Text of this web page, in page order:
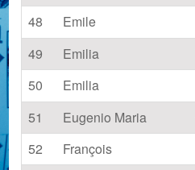
48
Emile
49
Emilia
50
Emilia
51
Eugenio Maria
52
François